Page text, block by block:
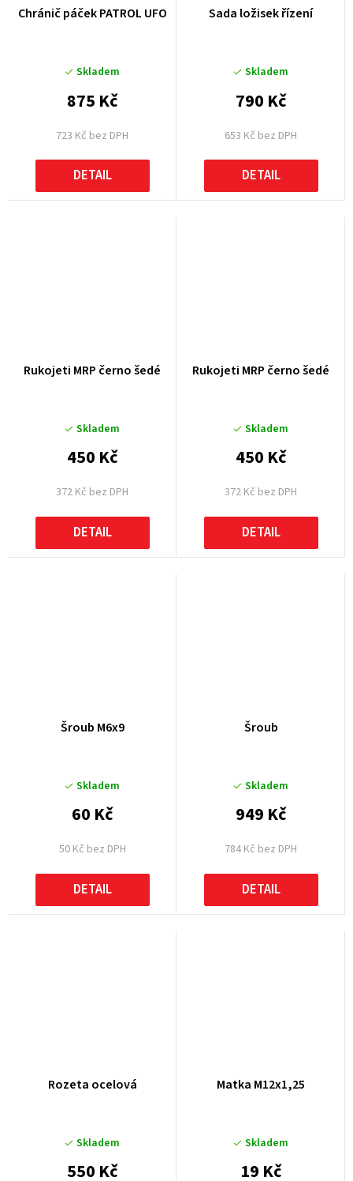
Chránič páček PATROL UFO
Skladem
723 Kč bez DPH
875 Kč
DETAIL
Sada ložisek řízení
Skladem
653 Kč bez DPH
790 Kč
DETAIL
Rukojeti MRP černo šedé
Skladem
372 Kč bez DPH
450 Kč
DETAIL
Rukojeti MRP černo šedé
Skladem
372 Kč bez DPH
450 Kč
DETAIL
Šroub M6x9
Skladem
50 Kč bez DPH
60 Kč
DETAIL
Šroub
Skladem
784 Kč bez DPH
949 Kč
DETAIL
Rozeta ocelová
Skladem
550 Kč
Matka M12x1,25
Skladem
19 Kč